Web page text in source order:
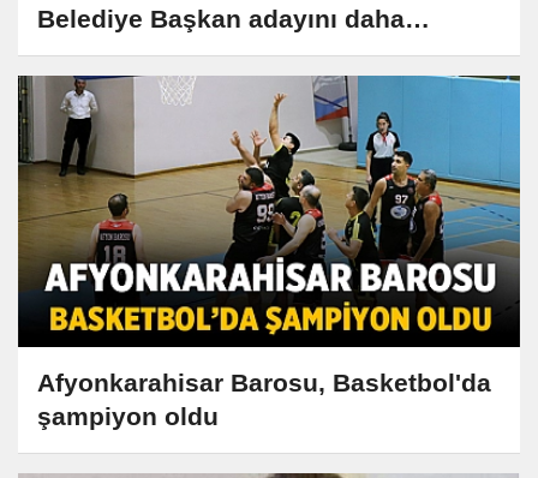
Belediye Başkan adayını daha
açıkladı!
Afyonkarahisar Barosu, Basketbol'da
şampiyon oldu